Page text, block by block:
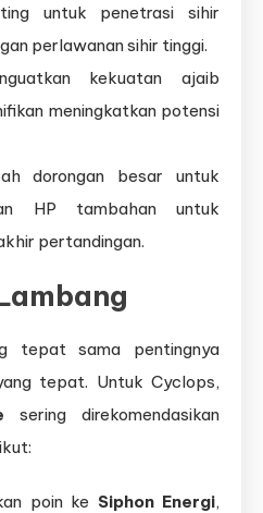
untuk penetrasi sihir
perlawanan sihir tinggi.
kekuatan ajaib
meningkatkan potensi
dorongan besar untuk
HP tambahan untuk
pertandingan.
tepat sama pentingnya
tepat. Untuk Cyclops,
sering direkomendasikan
poin ke Siphon Energi,